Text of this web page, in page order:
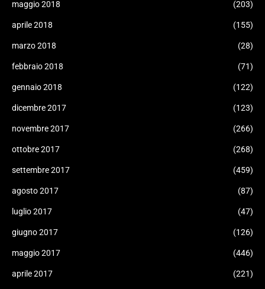
maggio 2018 (203)
aprile 2018 (155)
marzo 2018 (28)
febbraio 2018 (71)
gennaio 2018 (122)
dicembre 2017 (123)
novembre 2017 (266)
ottobre 2017 (268)
settembre 2017 (459)
agosto 2017 (87)
luglio 2017 (47)
giugno 2017 (126)
maggio 2017 (446)
aprile 2017 (221)